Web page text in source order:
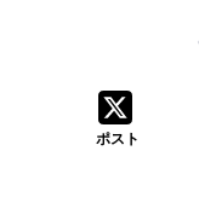
ポスト